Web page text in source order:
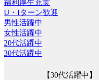
福利厚生充実
U・Iターン歓迎
男性活躍中
女性活躍中
20代活躍中
30代活躍中
【30代活躍中